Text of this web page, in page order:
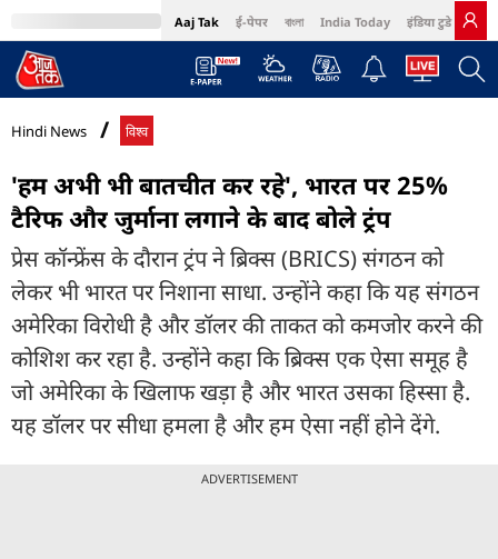
Aaj Tak ई-पेपर বাংলা India Today इंडिया टुडे हिंदी
MumbaiTak Cosmopolitan Harper's Bazaar Northeast
Hindi News विश्व
'हम अभी भी बातचीत कर रहे', भारत पर 25%
टैरिफ और जुर्माना लगाने के बाद बोले ट्रंप
प्रेस कॉन्फ्रेंस के दौरान ट्रंप ने ब्रिक्स (BRICS) संगठन को
लेकर भी भारत पर निशाना साधा. उन्होंने कहा कि यह संगठन
अमेरिका विरोधी है और डॉलर की ताकत को कमजोर करने की
कोशिश कर रहा है. उन्होंने कहा कि ब्रिक्स एक ऐसा समूह है
जो अमेरिका के खिलाफ खड़ा है और भारत उसका हिस्सा है.
यह डॉलर पर सीधा हमला है और हम ऐसा नहीं होने देंगे.
ADVERTISEMENT